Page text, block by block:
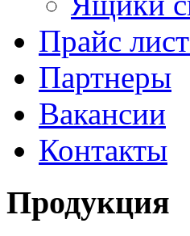
Прайс
Партнеры
Вакансии
Контакты
Продукция